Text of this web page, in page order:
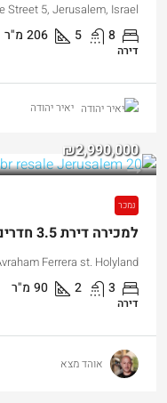
Street 5, Jerusalem, Israel
8
5
206 מ"ר
דירה
יאיר יהודה
₪2,990,000
נמכר
למכירה דירת 3.5 חדרים במגדל היוקרתי של הולילנד
Ferrera st. Holyland
3
2
90 מ"ר
דירה
אוהד מצא